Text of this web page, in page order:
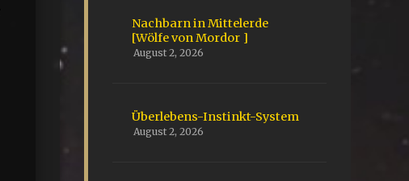
Nachbarn in Mittelerde
[Wölfe von Mordor ]
August 2, 2026
Überlebens-Instinkt-System
August 2, 2026